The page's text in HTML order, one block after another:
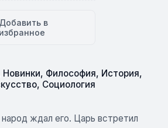
Добавить в
избранное
Новинки, Философия, История,
, Социология
ждал его. Царь встретил